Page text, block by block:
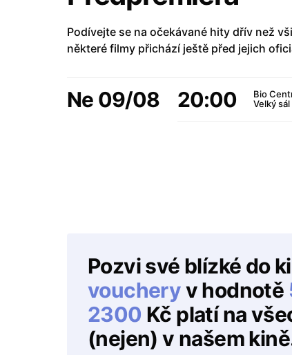
Podívejte se na očekávané hity dřív než
některé filmy přichází ještě před jejich
Ne 09/08 20:00
Bio
Velký sál
Pozvi své blízké do
voucheryv hodnotě
2300 Kč platí na
(nejen) v našem